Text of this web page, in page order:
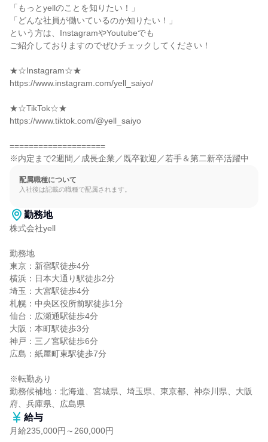
「もっとyellのことを知りたい！」
「どんな社員が働いているのか知りたい！」
という方は、InstagramやYoutubeでも
ご紹介しておりますのでぜひチェックしてください！
★☆Instagram☆★
https://www.instagram.com/yell_saiyo/
★☆TikTok☆★
https://www.tiktok.com/@yell_saiyo
====================
※内定まで2週間／成長企業／既卒歓迎／若手＆第二新卒活躍中
配属職種について
入社後は記載の職種で配属されます。
勤務地
株式会社yell
勤務地
東京：新宿駅徒歩4分
横浜：日本大通り駅徒歩2分
埼玉：大宮駅徒歩4分
札幌：中央区役所前駅徒歩1分
仙台：広瀬通駅徒歩4分
大阪：本町駅徒歩3分
神戸：三ノ宮駅徒歩6分
広島：紙屋町東駅徒歩7分
※転勤あり
勤務候補地：北海道、宮城県、埼玉県、東京都、神奈川県、大阪
府、兵庫県、広島県
給与
月給235,000円～260,000円